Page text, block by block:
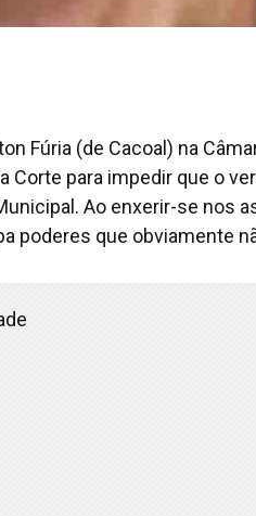
Fúria (de Cacoal) na
para impedir que o
Ao enxerir-se nos
poderes que obviamente